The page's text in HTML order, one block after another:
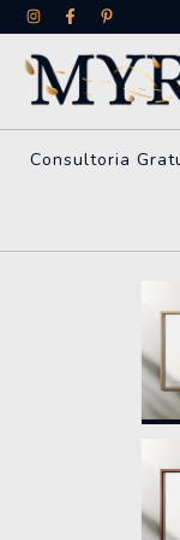
Consultoria